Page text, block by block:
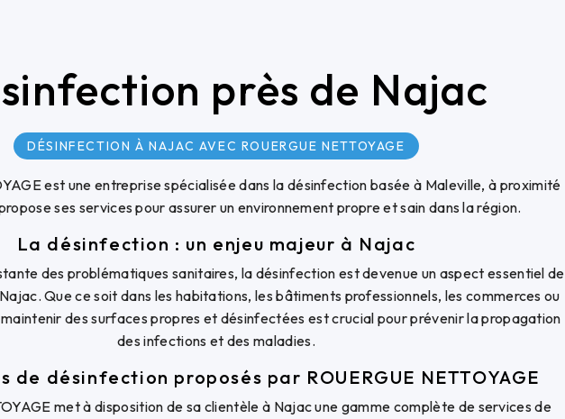
près de Najac
DÉSINFECTION À NAJAC AVEC ROUERGUE NETTOYAGE
est une entreprise spécialisée dans la désinfection basée à Maleville, à proximité
ses services pour assurer un environnement propre et sain dans la région.
La désinfection : un enjeu majeur à Najac
des problématiques sanitaires, la désinfection est devenue un aspect essentiel de
Que ce soit dans les habitations, les bâtiments professionnels, les commerces ou
des surfaces propres et désinfectées est crucial pour prévenir la propagation
des infections et des maladies.
de désinfection proposés par ROUERGUE NETTOYAGE
met à disposition de sa clientèle à Najac une gamme complète de services de